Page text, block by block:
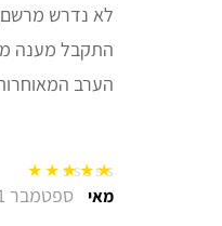
לא נדרש מרשם,
התקבל מענה
הערב המאוחרות.
דורג5מתוך 5 מאי ספטמבר 11, 2025